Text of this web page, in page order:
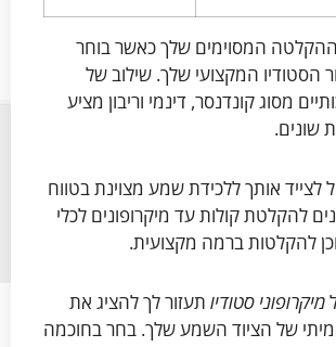
המסוימים שלך כאשר בוחר
הסטודיו המקצועי שלך. שילוב של
מסוג קונדנסר, דינמי וריבון מציע
שונים.
לצייד אותך ללכידת שמע מצוינת בטווח
להקלטת קולות עד מיקרופונים לכלי
להקלטות ברמה מקצועית.
מיקרופוני סטודיו תעזור לך להציג את
של הציוד השמע שלך. בחר בחוכמה